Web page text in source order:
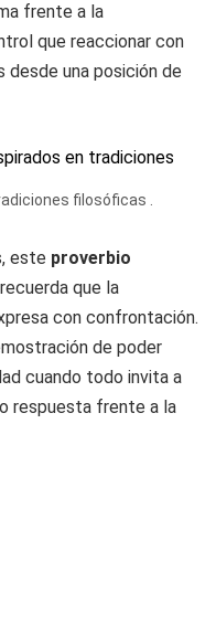
frente a la
que reaccionar con
una posición de
filosóficas .
este proverbio
que la
con confrontación.
de poder
cuando todo invita a
respuesta frente a la